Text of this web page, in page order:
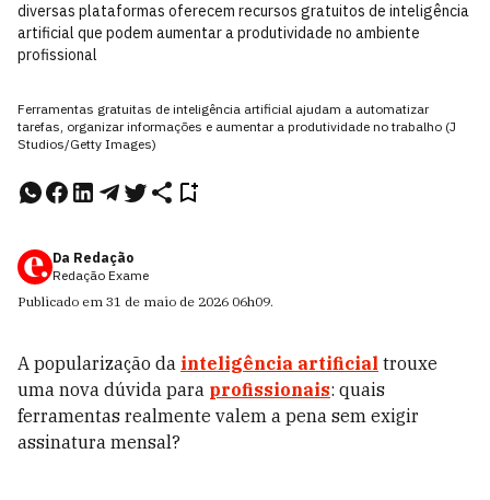
diversas plataformas oferecem recursos gratuitos de inteligência
artificial que podem aumentar a produtividade no ambiente
profissional
Ferramentas gratuitas de inteligência artificial ajudam a automatizar
tarefas, organizar informações e aumentar a produtividade no trabalho (J
Studios/Getty Images)
Da Redação
Redação Exame
Publicado em 31 de maio de 2026 06h09.
A popularização da inteligência artificial trouxe
uma nova dúvida para profissionais: quais
ferramentas realmente valem a pena sem exigir
assinatura mensal?